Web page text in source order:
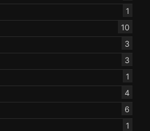
1
10
3
3
1
4
6
1